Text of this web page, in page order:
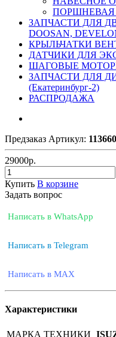
ПОРШНЕВАЯ
ЗАПЧАСТИ ДЛЯ
DOOSAN,
КРЫЛЬЧАТКИ
ДАТЧИКИ ДЛЯ
ШАГОВЫЕ
ЗАПЧАСТИ ДЛЯ
(Екатеринбург-2)
РАСПРОДАЖА
Предзаказ Артикул:
29000р.
Купить В корзине
Задать вопрос
Написать в WhatsApp
Написать в Telegram
Написать в MAX
Характеристики
МАРКА ТЕХНИКИ